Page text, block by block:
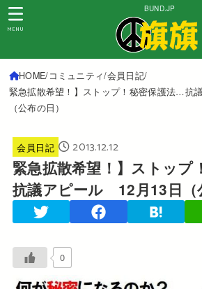
BUND.JP
MENU
HOME コミュニティ 会員日記
緊急拡散希望！】ストップ！秘密保護法…抗
（公布の日）
会員日記 2013.12.12
緊急拡散希望！】ストップ
抗議アピール 12月13日（
0